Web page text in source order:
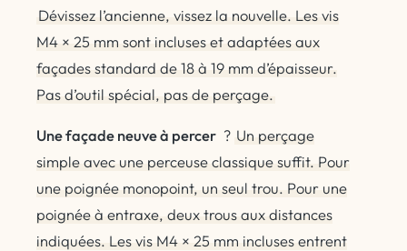
Dévissez l’ancienne, vissez la nouvelle. Les vis
M4 × 25 mm sont incluses et adaptées aux
façades standard de 18 à 19 mm d’épaisseur.
Pas d’outil spécial, pas de perçage.
Une façade neuve à percer ? Un perçage
simple avec une perceuse classique suffit. Pour
une poignée monopoint, un seul trou. Pour une
poignée à entraxe, deux trous aux distances
indiquées. Les vis M4 × 25 mm incluses entrent